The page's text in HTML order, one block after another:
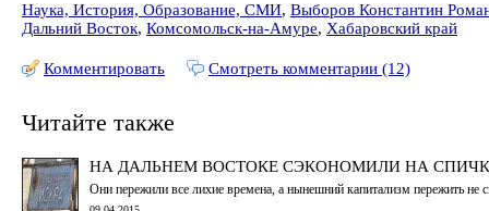
Наука, История, Образование, СМИ, Выборов Константин
Дальний Восток, Комсомольск-на-Амуре, Хабаровский край
Комментировать Смотреть комментарии (12)
Читайте также
НА ДАЛЬНЕМ ВОСТОКЕ СЭКОНОМИЛИ НА
Они пережили все лихие времена, а нынешний капитализм пережить не